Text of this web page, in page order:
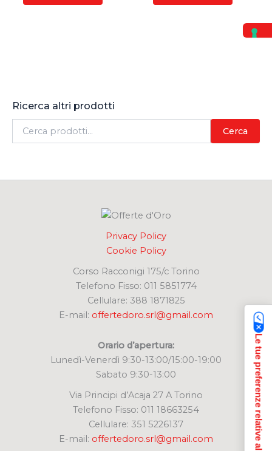
Ricerca altri prodotti
Cerca
Privacy Policy
Cookie Policy
Corso Racconigi 175/c Torino
Telefono Fisso: 011 5851774
Cellulare: 388 1871825
E-mail: offertedoro.srl@gmail.com
Orario d’apertura:
Lunedì-Venerdì 9:30-13:00/15:00-19:00
Sabato 9:30-13:00
Via Principi d’Acaja 27 A Torino
Telefono Fisso: 011 18663254
Cellulare: 351 5226137
E-mail: offertedoro.srl@gmail.com Le tue preferenze relative alla privacy